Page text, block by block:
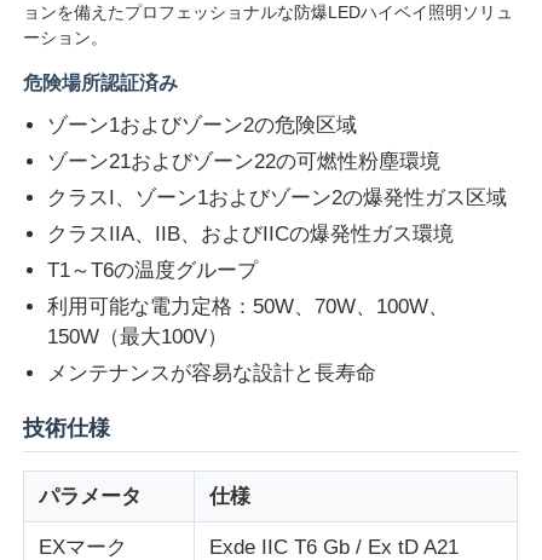
ョンを備えたプロフェッショナルな防爆LEDハイベイ照明ソリュ
ーション。
危険場所認証済み
ゾーン1およびゾーン2の危険区域
ゾーン21およびゾーン22の可燃性粉塵環境
クラスI、ゾーン1およびゾーン2の爆発性ガス区域
クラスIIA、IIB、およびIICの爆発性ガス環境
T1～T6の温度グループ
利用可能な電力定格：50W、70W、100W、
150W（最大100V）
メンテナンスが容易な設計と長寿命
技術仕様
パラメータ 仕様
EXマーク
Exde IIC T6 Gb / Ex tD A21